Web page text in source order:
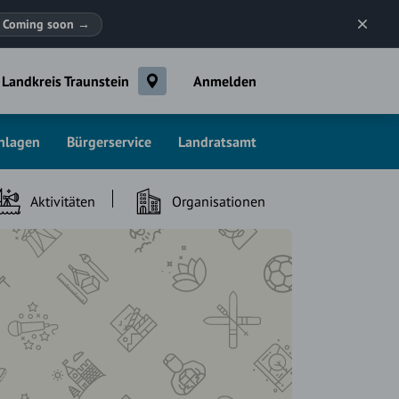
Coming soon →
Landkreis Traunstein Anmelden
Bürgerservice Landratsamt
Aktivitäten Organisationen